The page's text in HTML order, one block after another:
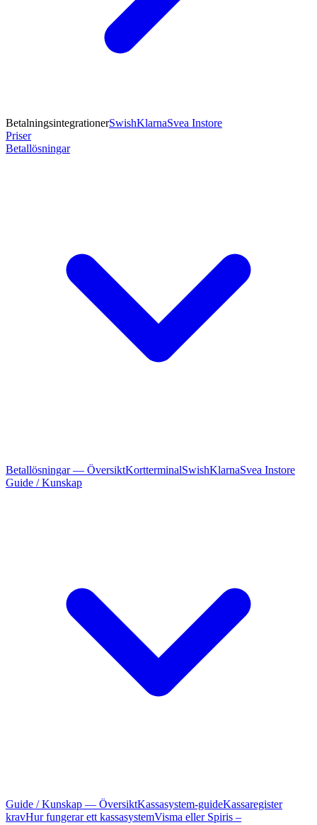
BetalningsintegrationerSwishKlarnaSvea Instore
Priser
Betallösningar
Betallösningar — ÖversiktKortterminalSwishKlarnaSvea Instore
Guide / Kunskap
Guide / Kunskap — ÖversiktKassasystem-guideKassaregister
kravHur fungerar ett kassasystemVisma eller Spiris –